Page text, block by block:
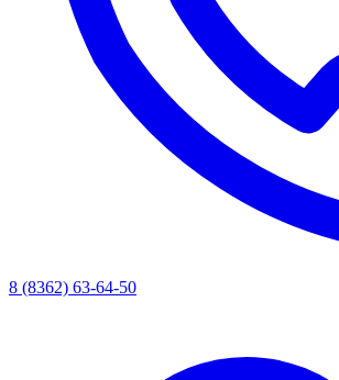
8 (8362) 63-64-50